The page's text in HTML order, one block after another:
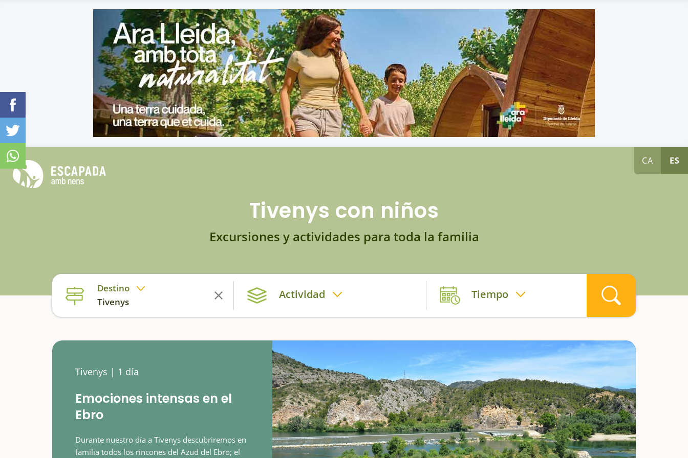
CA ES
Tivenys con niños
Excursiones y actividades para toda la familia
Destino
Tivenys
Actividad Tiempo
Tivenys | 1 día
Emociones intensas en el
Ebro
Durante nuestro día a Tivenys descubriremos en
familia todos los rincones del Azud del Ebro; el